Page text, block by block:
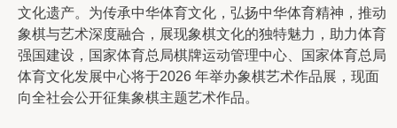
文化遗产。为传承中华体育文化，弘扬中华体育精神，推动
象棋与艺术深度融合，展现象棋文化的独特魅力，助力体育
强国建设，国家体育总局棋牌运动管理中心、国家体育总局
体育文化发展中心将于2026 年举办象棋艺术作品展，现面
向全社会公开征集象棋主题艺术作品。